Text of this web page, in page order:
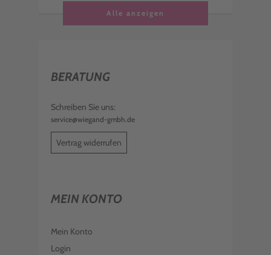
€ 9,98 inkl. MwSt. zzgl. Versand
EPSON TINTE C13T10G340 MAGENTA
€ 9,98
EPSON TINTE C13T10G240 CYAN 604
€ 9,98 inkl. MwSt. zzgl. Versand
€ 20,99
Alle anzeigen
BERATUNG
Schreiben Sie uns:
service@wiegand-gmbh.de
Vertrag widerrufen
MEIN KONTO
Mein Konto
Login